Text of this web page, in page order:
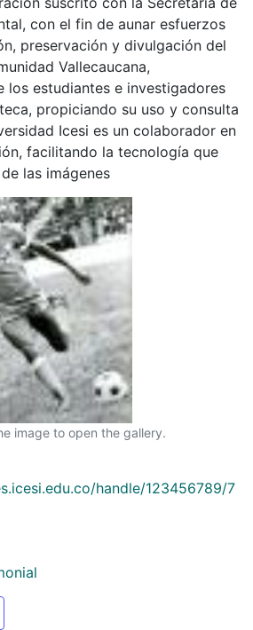
con el fin de aunar esfuerzos
preservación y divulgación del
Vallecaucana,
los estudiantes e investigadores
propiciando su uso y consulta
Icesi es un colaborador en
facilitando la tecnología que
las imágenes
image to open the gallery.
handle/123456789/7